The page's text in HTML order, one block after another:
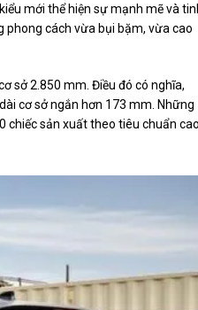
mới thể hiện sự mạnh mẽ và
phong cách vừa bụi bặm, vừa cao
sở 2.850 mm. Điều đó có nghĩa,
cơ sở ngắn hơn 173 mm. Những
chiếc sản xuất theo tiêu chuẩn